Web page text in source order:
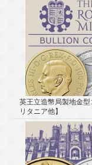
英王立造幣局製地金
リタニア他】